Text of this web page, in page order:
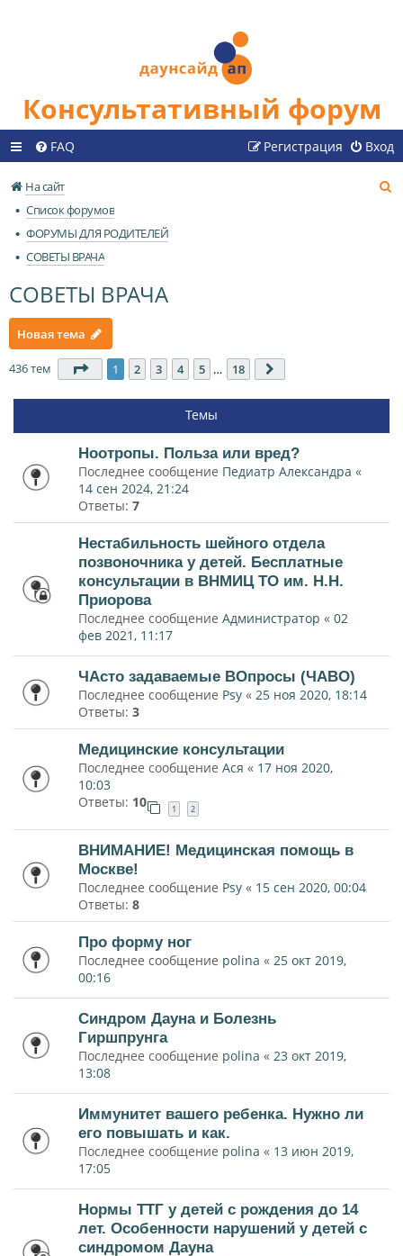
Консультативный форум
FAQ Вход
Регистрация
На сайт
Список форумов
ФОРУМЫ ДЛЯ РОДИТЕЛЕЙ
СОВЕТЫ ВРАЧА
СОВЕТЫ ВРАЧА
Новая тема
436 тем Страница 1из 18
1 2 3 4 5 … 18
Темы
Ноотропы. Польза или вред?
Последнее сообщение Педиатр Александра «
14 сен 2024, 21:24
Ответы: 7
Нестабильность шейного отдела
позвоночника у детей. Бесплатные
консультации в ВНМИЦ ТО им. Н.Н.
Приорова
Последнее сообщение Администратор « 02
фев 2021, 11:17
ЧАсто задаваемые ВОпросы (ЧАВО)
Последнее сообщение Psy « 25 ноя 2020, 18:14
Ответы: 3
Медицинские консультации
Последнее сообщение Ася « 17 ноя 2020,
10:03
Ответы: 10 1 2
ВНИМАНИЕ! Медицинская помощь в
Москве!
Последнее сообщение Psy « 15 сен 2020, 00:04
Ответы: 8
Про форму ног
Последнее сообщение polina « 25 окт 2019,
00:16
Синдром Дауна и Болезнь
Гиршпрунга
Последнее сообщение polina « 23 окт 2019,
13:08
Иммунитет вашего ребенка. Нужно ли
его повышать и как.
Последнее сообщение polina « 13 июн 2019,
17:05
Нормы ТТГ у детей с рождения до 14
лет. Особенности нарушений у детей с
синдромом Дауна